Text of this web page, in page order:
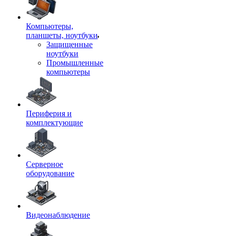
Компьютеры,
планшеты, ноутбуки
Защищенные
ноутбуки
Промышленные
компьютеры
Периферия и
комплектующие
Серверное
оборудование
Видеонаблюдение